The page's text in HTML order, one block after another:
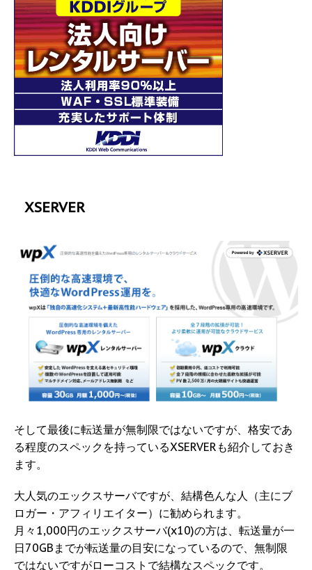
XSERVER
そして最後に転送量が無制限ではないですが、格安であ
る程度のスペックを持っているXSERVERも紹介しておき
ます。
大人気のエックスサーバですが、結構色んな人（主にブ
ロガー・アフィリエイター）に勧められます。
月々1,000円のエックスサーバ(x10)の方は、転送量が一
日70GBまでが転送量の目安になっているので、無制限
ではないですがローコストで結構なスペックです。